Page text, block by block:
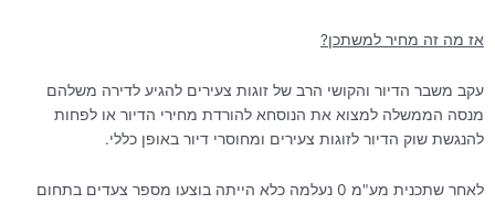
אז מה זה מחיר למשתכן?
עקב משבר הדיור והקושי הרב של זוגות צעירים להגיע לדירה משלהם
מנסה הממשלה למצוא את הנוסחא להורדת מחירי הדיור או לפחות
להנגשת שוק הדיור לזוגות צעירים ומחוסרי דיור באופן כללי.
לאחר שתכנית מע"מ 0 נעלמה כלא הייתה בוצעו מספר צעדים בתחום